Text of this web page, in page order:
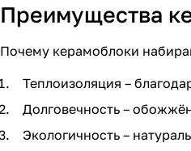
Преимущества
Почему керамоблоки
Теплоизоляция –
Долговечность –
Экологичность –